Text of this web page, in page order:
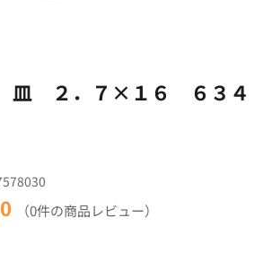
２．７×１６ ６３４
（0件の商品レビュー）